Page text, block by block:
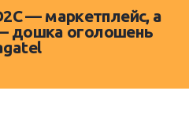
— маркетплейс, а
дошка оголошень